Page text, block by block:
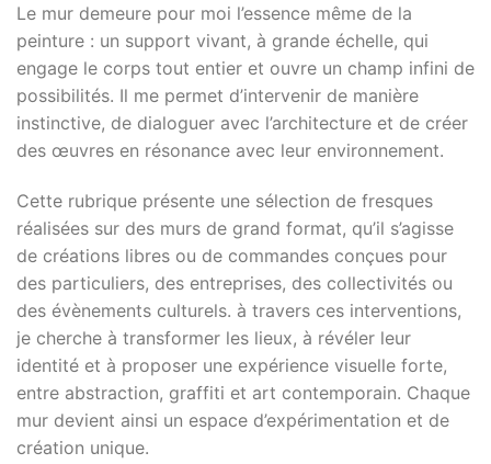
Le mur demeure pour moi l’essence même de la
peinture : un support vivant, à grande échelle, qui
engage le corps tout entier et ouvre un champ infini de
possibilités. Il me permet d’intervenir de manière
instinctive, de dialoguer avec l’architecture et de créer
des œuvres en résonance avec leur environnement.
Cette rubrique présente une sélection de fresques
réalisées sur des murs de grand format, qu’il s’agisse
de créations libres ou de commandes conçues pour
des particuliers, des entreprises, des collectivités ou
des évènements culturels. à travers ces interventions,
je cherche à transformer les lieux, à révéler leur
identité et à proposer une expérience visuelle forte,
entre abstraction, graffiti et art contemporain. Chaque
mur devient ainsi un espace d’expérimentation et de
création unique.